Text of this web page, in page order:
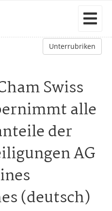
Unterrubriken
Swiss
alle
der
AG
(deutsch)